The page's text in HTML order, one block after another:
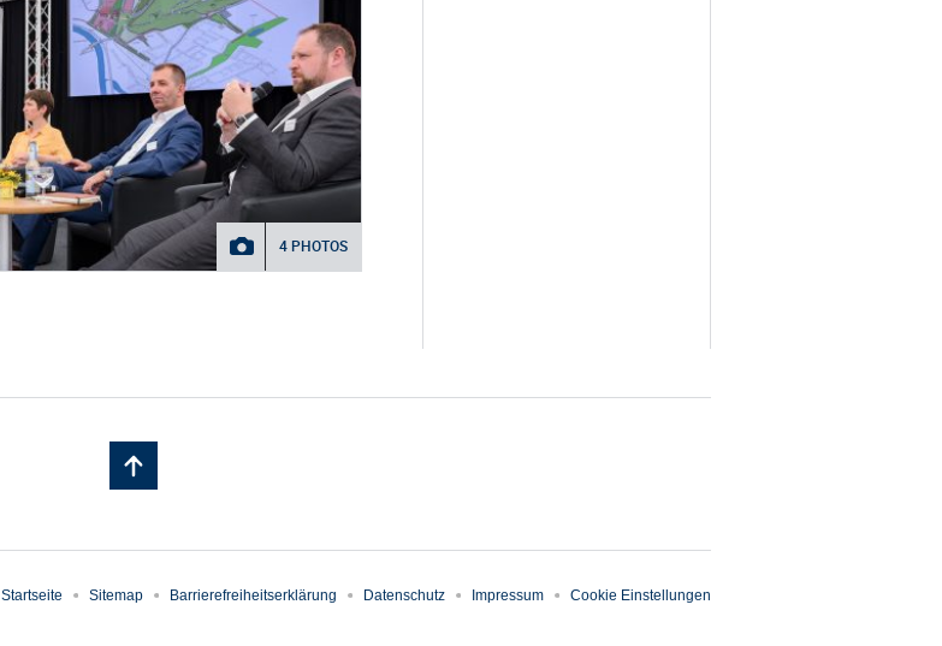
4 PHOTOS
Startseite Sitemap Barrierefreiheitserklärung Datenschutz Impressum Cookie Einstellungen